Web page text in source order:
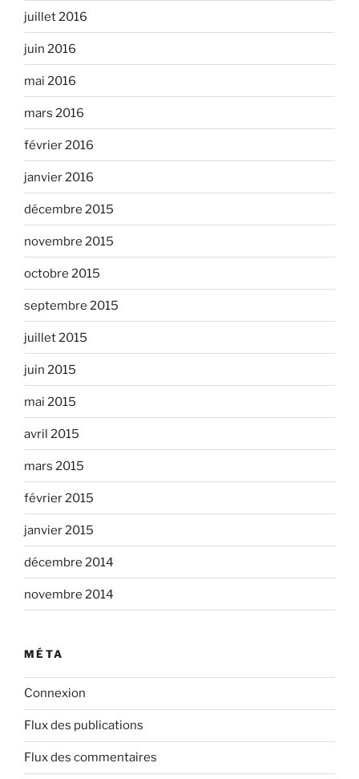
juillet 2016
juin 2016
mai 2016
mars 2016
février 2016
janvier 2016
décembre 2015
novembre 2015
octobre 2015
septembre 2015
juillet 2015
juin 2015
mai 2015
avril 2015
mars 2015
février 2015
janvier 2015
décembre 2014
novembre 2014
MÉTA
Connexion
Flux des publications
Flux des commentaires